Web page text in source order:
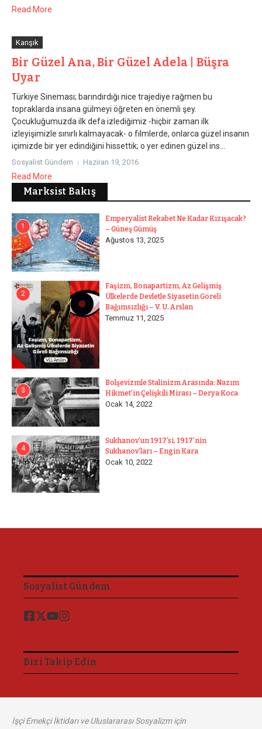
Read More
Karışık
Bir Güzel Ana, Bir Güzel Adela | Büşra
Uyar
Türkiye Sineması; barındırdığı nice trajediye rağmen bu
topraklarda insana gülmeyi öğreten en önemli şey.
Çocukluğumuzda ilk defa izlediğimiz -hiçbir zaman ilk
izleyişimizle sınırlı kalmayacak- o filmlerde, onlarca güzel insanın
içimizde bir yer edindiğini hissettik; o yer edinen güzel ins...
Sosyalist Gündem Haziran 19, 2016
Read More
Marksist Bakış
1
Emperyalist Rekabet Ne Kadar Kızışacak?
– Güneş Gümüş
Ağustos 13, 2025
2
Faşizm, Bonapartizm, Az Gelişmiş
Ülkelerde Devletle Siyasetin Göreli
Bağımsızlığı – V. U. Arslan
Temmuz 11, 2025
3
Bolşevizmle Stalinizm Arasında: Nazım
Hikmet’in Çelişkili Mirası – Derya Koca
Ocak 14, 2022
4
Sukhanov’un 1917’si, 1917’nin
Sukhanov’ları – Engin Kara
Ocak 10, 2022
Sosyalist Gündem
Bizi Takip Edin
İşçi Emekçi İktidarı ve Uluslararası Sosyalizm için